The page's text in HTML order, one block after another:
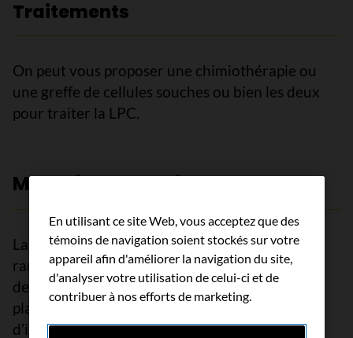
Traitements
On peut vous proposer une chimiothérapie ou
une greffe de cellules souches ou bien les deux
pour traiter la LPC.
Maladie des chaînes lourdes
La maladie des chaînes lourdes est une maladie
rare des cellules B (lymphocytes B). Dans le cas
de la maladie des chaînes lourdes, les
plasmocytes fabriquent des molécules
d’immunoglobuline incomplète qui sont
En utilisant ce site Web, vous acceptez que des
témoins de navigation soient stockés sur votre
appareil afin d'améliorer la navigation du site,
d'analyser votre utilisation de celui-ci et de
contribuer à nos efforts de marketing.